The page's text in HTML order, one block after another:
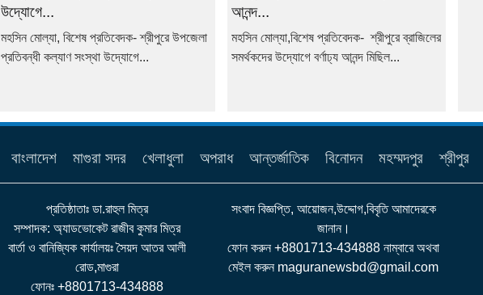
উদ্যোগে...
মহসিন মোল্যা, বিশেষ প্রতিবেদক- শ্রীপুরে উপজেলা
প্রতিবন্ধী কল্যাণ সংস্থা উদ্যোগে...
আনন্দ...
মহসিন মোল্যা,বিশেষ প্রতিবেদক- শ্রীপুরে ব্রাজিলের
সমর্থকদের উদ্যোগে বর্ণাঢ্য আনন্দ মিছিল...
বাংলাদেশ মাগুরা সদর খেলাধুলা অপরাধ আন্তর্জাতিক বিনোদন মহম্মদপুর শ্রীপুর
প্রতিষ্ঠাতাঃ ডা.রাহুল মিত্র
সম্পাদক: অ্যাডভোকেট রাজীব কুমার মিত্র
বার্তা ও বানিজ্যিক কার্যালয়ঃ সৈয়দ আতর আলী
রোড,মাগুরা
ফোনঃ +8801713-434888
সংবাদ বিজ্ঞপ্তি, আয়োজন,উদ্দোগ,বিবৃতি আমাদেরকে
জানান।
ফোন করুন +8801713-434888 নাম্বারে অথবা
মেইল করুন maguranewsbd@gmail.com